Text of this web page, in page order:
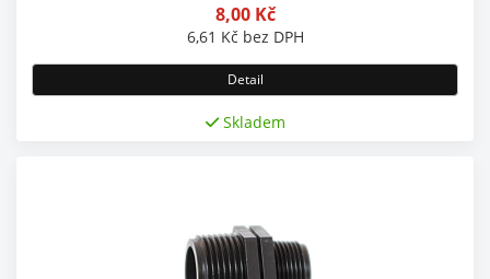
8,00 Kč
6,61 Kč bez DPH
Detail
Skladem